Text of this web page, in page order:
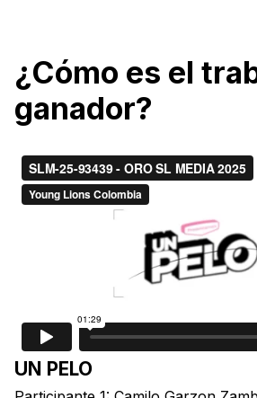
¿Cómo es el
ganador?
UN PELO